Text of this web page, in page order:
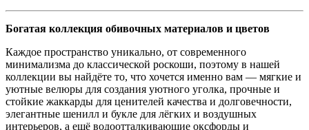
Богатая коллекция обивочных материалов и цветов
Каждое пространство уникально, от современного
минимализма до классической роскоши, поэтому в нашей
коллекции вы найдёте то, что хочется именно вам — мягкие и
уютные велюры для создания уютного уголка, прочные и
стойкие жаккарды для ценителей качества и долговечности,
элегантные шенилл и букле для лёгких и воздушных
интерьеров, а ещё водоотталкивающие оксфорды и